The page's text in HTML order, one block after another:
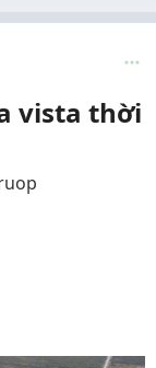
vista thời